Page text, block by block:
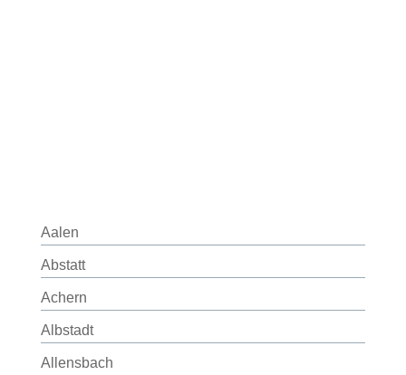
Aalen
Abstatt
Achern
Albstadt
Allensbach